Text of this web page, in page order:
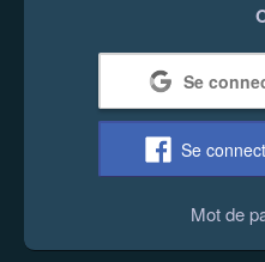
Se
Se
Mot de